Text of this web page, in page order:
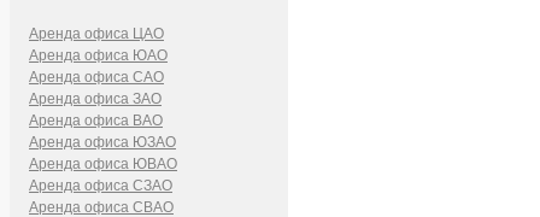
Аренда офиса ЦАО
Аренда офиса ЮАО
Аренда офиса САО
Аренда офиса ЗАО
Аренда офиса ВАО
Аренда офиса ЮЗАО
Аренда офиса ЮВАО
Аренда офиса СЗАО
Аренда офиса СВАО